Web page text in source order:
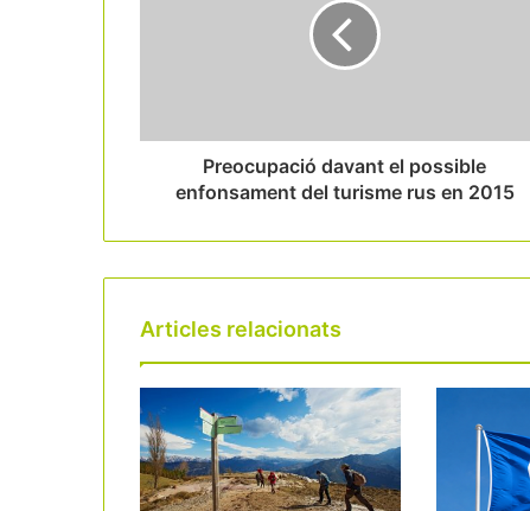
Preocupació davant el possible
enfonsament del turisme rus en 2015
Articles relacionats